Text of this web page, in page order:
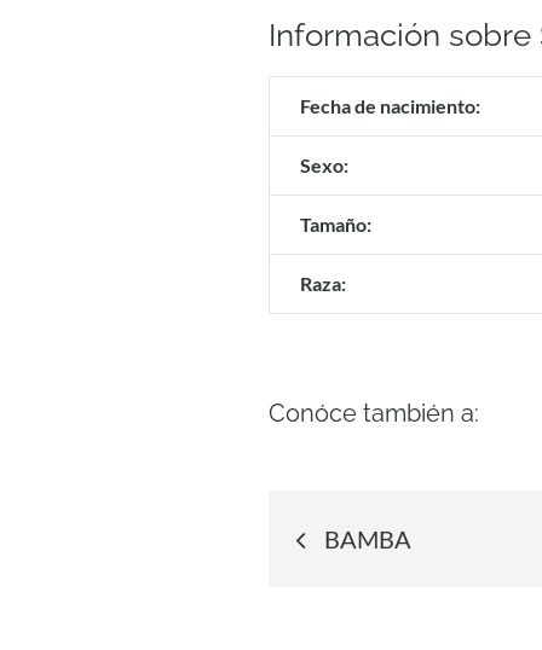
Información sobre
Fecha de nacimiento:
Sexo:
Tamaño:
Raza:
Conóce también a:
Navegación
BAMBA